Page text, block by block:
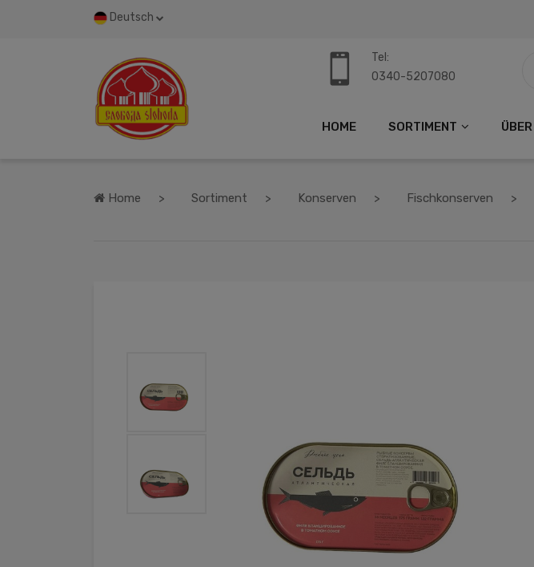
Deutsch
Tel:
0340-5207080
HOME SORTIMENT
Home Sortiment Konserven Fischkonserven